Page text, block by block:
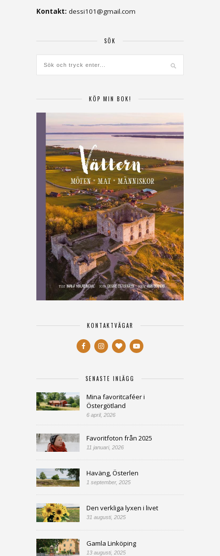
Kontakt: dessi101@gmail.com
SÖK
KÖP MIN BOK!
KONTAKTVÄGAR
SENASTE INLÄGG
Mina favoritcaféer i
Östergötland
6 april, 2026
Favoritfoton från 2025
11 januari, 2026
Haväng, Österlen
1 september, 2025
Den verkliga lyxen i livet
31 augusti, 2025
Gamla Linköping
13 augusti, 2025